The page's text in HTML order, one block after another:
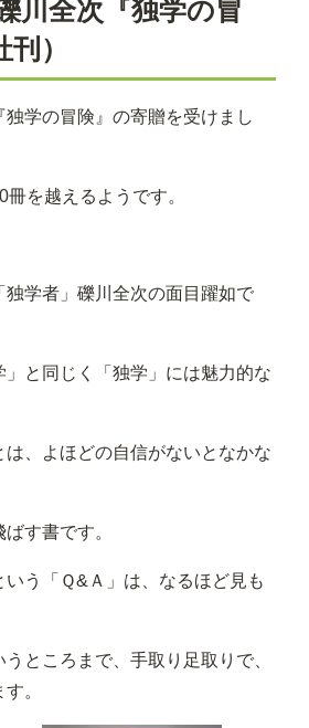
川全次『独学の冒
）
学の冒険』の寄贈を受けまし
を越えるようです。
独学者」礫川全次の面目躍如で
」と同じく「独学」には魅力的な
は、よほどの自信がないとなかな
す書です。
いう「Ｑ&Ａ」は、なるほど見も
ところまで、手取り足取りで、
。